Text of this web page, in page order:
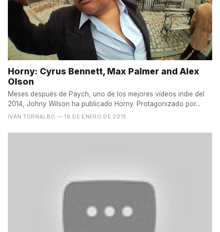
Horny: Cyrus Bennett, Max Palmer and Alex
Olson
Meses después de Paych, uno de los mejores vídeos indie del
2014, Johny Wilson ha publicado Horny. Protagonizado por...
IVÁN TORRALBO — 18 DE ENERO DE 2015